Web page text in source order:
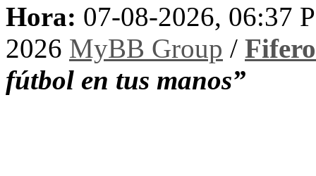
Hora: 07-08-2026, 06:37
2026 MyBB Group /
fútbol en tus manos”